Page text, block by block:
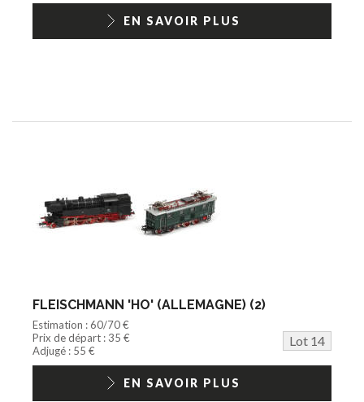
EN SAVOIR PLUS
FLEISCHMANN 'HO' (ALLEMAGNE) (2)
Estimation : 60/70 €
Prix de départ : 35 €
Lot 14
Adjugé : 55 €
EN SAVOIR PLUS